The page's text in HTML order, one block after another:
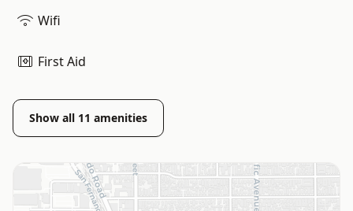
Wifi
First Aid
Show all 11 amenities